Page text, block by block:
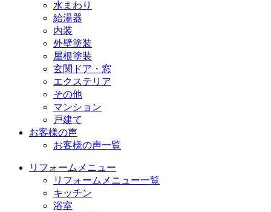
水まわり
給湯器
内装
外壁塗装
屋根塗装
玄関ドア・窓
エクステリア
その他
マンション
戸建て
お客様の声
お客様の声一覧
リフォームメニュー
リフォームメニュー一覧
キッチン
浴室